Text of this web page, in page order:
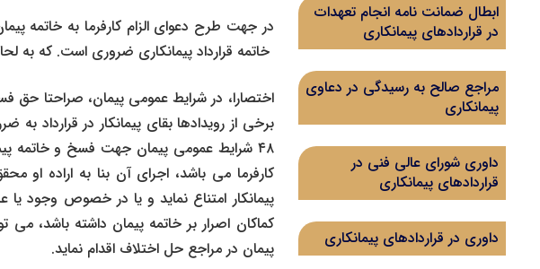
ابطال ضمانت نامه انجام تعهدات
در قراردادهای پیمانکاری
مراجع صالح به رسیدگی در دعاوی
پیمانکاری
داوری شورای عالی فنی در
قراردادهای پیمانکاری
داوری در قراردادهای پیمانکاری
در جهت طرح دعوای الزام کارفرما به خاتمه
خاتمه قرارداد پیمانکاری ضروری است. که به
اختصارا، در شرایط عمومی پیمان‌، صراحتا
برخی از رویدادها بقای پیمانکار در قرارداد
۴۸ شرایط عمومی پیمان جهت فسخ و خاتمه
کارفرما می باشد، اجرای آن بنا به اراده او
پیمانکار امتناع نماید و یا در خصوص وجود
کماکان اصرار بر خاتمه پیمان داشته باشد، می
پیمان در مراجع حل اختلاف اقدام نماید.